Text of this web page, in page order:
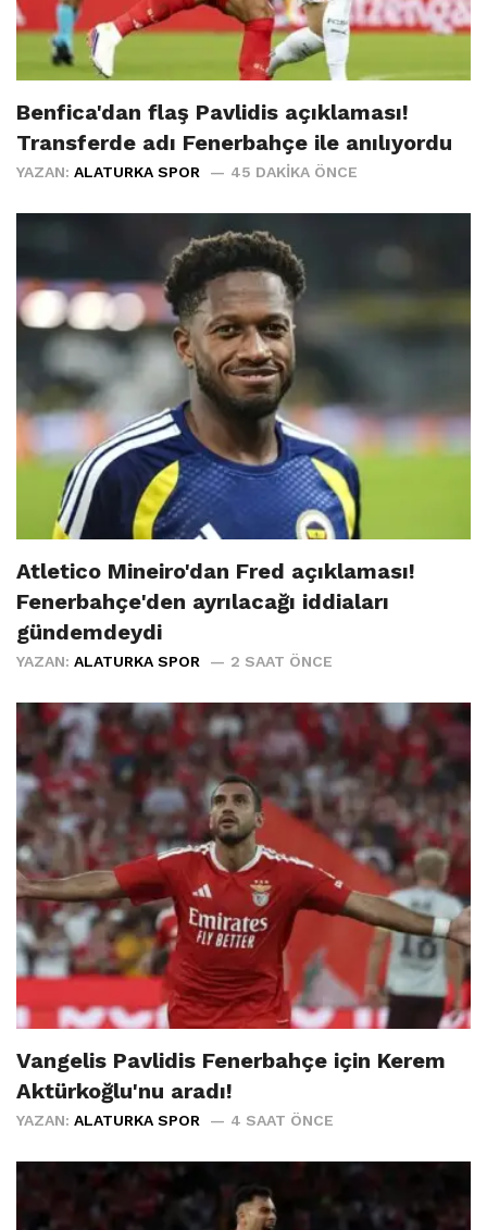
Benfica'dan flaş Pavlidis açıklaması!
Transferde adı Fenerbahçe ile anılıyordu
YAZAN: ALATURKA SPOR 45 DAKIKA ÖNCE
Atletico Mineiro'dan Fred açıklaması!
Fenerbahçe'den ayrılacağı iddiaları
gündemdeydi
YAZAN: ALATURKA SPOR 2 SAAT ÖNCE
Vangelis Pavlidis Fenerbahçe için Kerem
Aktürkoğlu'nu aradı!
YAZAN: ALATURKA SPOR 4 SAAT ÖNCE